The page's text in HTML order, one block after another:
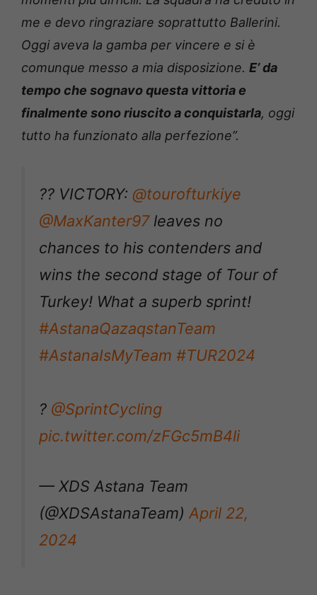
me e devo ringraziare soprattutto Ballerini.
Oggi aveva la gamba per vincere e si è
comunque messo a mia disposizione. E’ da
tempo che sognavo questa vittoria e
finalmente sono riuscito a conquistarla, oggi
tutto ha funzionato alla perfezione”.
?? VICTORY: @tourofturkiye
@MaxKanter97leaves no
chances to his contenders and
wins the second stage of Tour of
Turkey! What a superb sprint!
#AstanaQazaqstanTeam
#AstanaIsMyTeam #TUR2024
? @SprintCycling
pic.twitter.com/zFGc5mB4li
— XDS Astana Team
(@XDSAstanaTeam) April 22,
2024